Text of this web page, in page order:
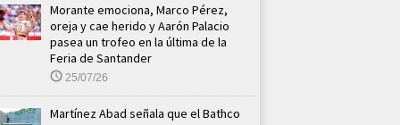
Morante emociona, Marco Pérez,
oreja y cae herido y Aarón Palacio
pasea un trofeo en la última de la
Feria de Santander
25/07/26
Martínez Abad señala que el Bathco